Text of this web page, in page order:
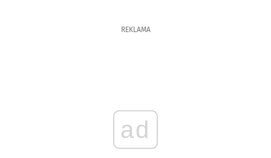
REKLAMA
ad